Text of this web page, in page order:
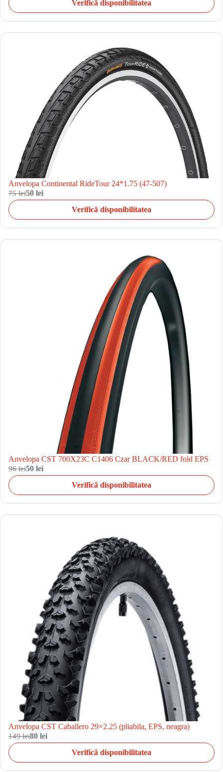
Verifică disponibilitatea
Anvelopa Continental RideTour 24*1.75 (47-507)
75 lei50 lei
Verifică disponibilitatea
Anvelopa CST 700X23C C1406 Czar BLACK/RED fold EPS
96 lei50 lei
Verifică disponibilitatea
Anvelopa CST Caballero 29×2.25 (pliabila, EPS, neagra)
149 lei80 lei
Verifică disponibilitatea